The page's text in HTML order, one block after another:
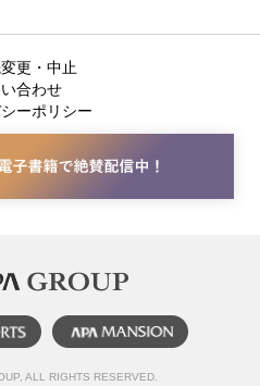
更・中止
合わせ
ーポリシー
ALL RIGHTS RESERVED.